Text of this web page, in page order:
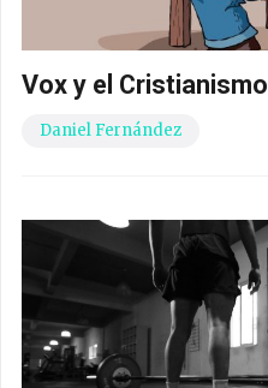
Vox y el Cristianismo
Daniel Fernández